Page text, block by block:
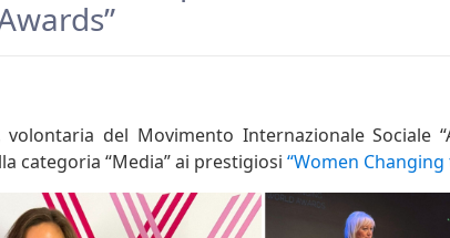
volontaria del Movimento Internazionale Sociale
categoria “Media” ai prestigiosi “Women